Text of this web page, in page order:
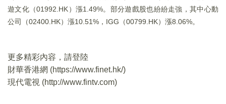
遊文化（01992.HK）漲1.49%。部分遊戲股也紛紛走強，其中心動
公司（02400.HK）漲10.51%，IGG（00799.HK）漲8.06%。
更多精彩內容，請登陸
財華香港網 (https://www.finet.hk/)
現代電視 (http://www.fintv.com)